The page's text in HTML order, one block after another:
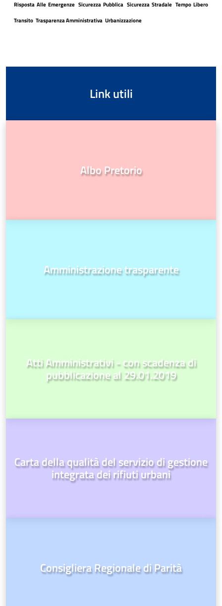
Risposta Alle Emergenze Sicurezza Pubblica Sicurezza Stradale Tempo Libero
Transito Trasparenza Amministrativa Urbanizzazione
Link utili
Albo Pretorio
Amministrazione trasparente
Atti Amministrativi - con scadenza di
pubblicazione al 29.01.2019
Carta della qualità del servizio di gestione
integrata dei rifiuti urbani
Consigliera Regionale di Parità